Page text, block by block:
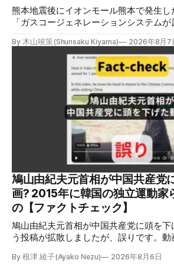
熊本地震後にイオンモール熊本で発生し
「ガスコージェネレーションシステム
ジェネレーションやガス発電機は設置
している」と発表し、LPガスが原因だ
明しています。またイオンは5日、事故
査委員会を設置すると発表しました。 検証対象 拡散した投
ガスを燃料としてガスエンジンやガス
熱を冷暖房などに利用する「ガスコージ
原因だとする投稿が拡散した（例1、例2）。 検証す
ソーシャルリスニングツールMeltwater
の投稿の表示回数は少なくとも合計194
爆発の原因をめぐって、さまざまな根拠
っているため検証する。 検証過程 イオンモール熊本の爆発
2026年7月28日午後16時27分ごろ、熊本
発生した。午後6時ごろ、嘉島町のショ
「イ
By 木山竣策(Shunsaku Kiyama) 2026年8月7
鳩山由紀夫元首相が中国共産党
画? 2015年に韓国の独立運動家
の【ファクトチェック】
鳩山由紀夫元首相が中国共産党に頭を
う投稿が拡散しましたが、誤りです。動
立運動家らに謝罪した映像です。中国共
By 根津 綾子(Ayako Nezu) 2026年8月6日